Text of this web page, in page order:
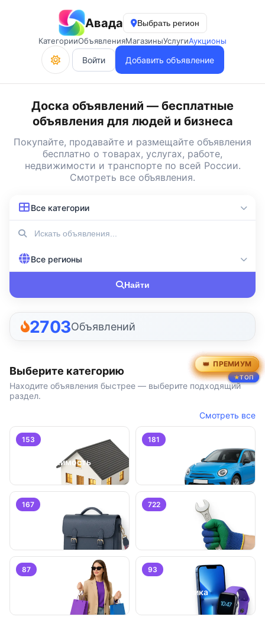
Авада
Выбрать регион
КатегорииОбъявленияМагазиныУслугиАукционы
Войти Добавить объявление
Доска объявлений — бесплатные
объявления для людей и бизнеса
Покупайте, продавайте и размещайте объявления
бесплатно о товарах, услугах, работе,
недвижимости и транспорте по всей России.
Смотреть все объявления.
Все категории
Все регионы
Найти
2703Объявлений
Выберите категорию
Находите объявления быстрее — выберите подходящий
раздел.
Смотреть все
153
Недвижимость
181
Транспорт
167 722
87
Личные вещи
93
Электроника
ПРЕМИУМ
ТОП
ПРЕМИУМ
ТОП
ПРЕМИУМ
ТОП
ПРЕМИУМ
ПРЕМИУМ
ПРЕМИУМ